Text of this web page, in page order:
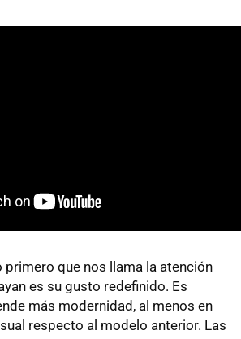
primero que nos llama la atención
es su gusto redefinido. Es
más modernidad, al menos en
respecto al modelo anterior. Las